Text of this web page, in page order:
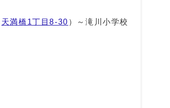
天満橋1丁目8-30 ）～滝川小学校